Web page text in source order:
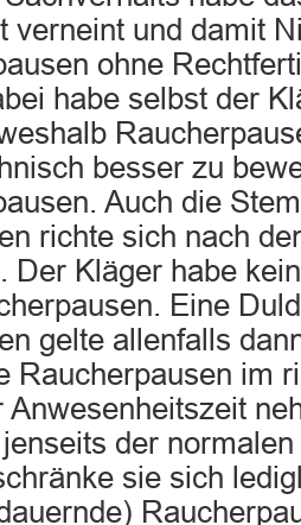
verneint und damit
ohne
habe selbst der
besser zu
Auch die
richte sich nach
Der Kläger habe
Eine
gelte allenfalls
Raucherpausen im
Anwesenheitszeit
der
sie sich